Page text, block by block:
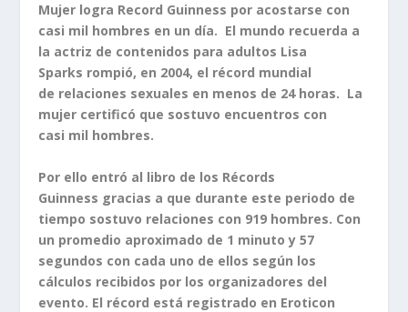
Mujer logra Record Guinness por acostarse con
casi mil hombres en un día. El mundo recuerda a
la actriz de contenidos para adultos Lisa
Sparks rompió, en 2004, el récord mundial
de relaciones sexuales en menos de 24 horas. La
mujer certificó que sostuvo encuentros con
casi mil hombres.
Por ello entró al libro de los Récords
Guinness gracias a que durante este periodo de
tiempo sostuvo relaciones con 919 hombres. Con
un promedio aproximado de 1 minuto y 57
segundos con cada uno de ellos según los
cálculos recibidos por los organizadores del
evento. El récord está registrado en Eroticon